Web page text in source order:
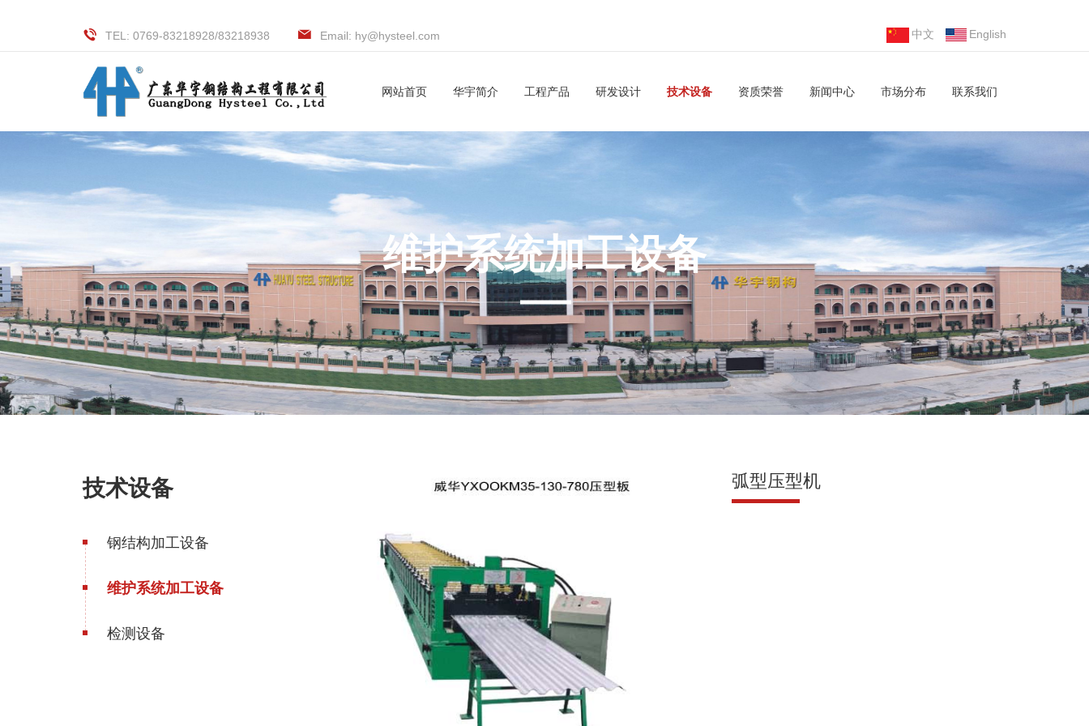
TEL: 0769-83218928/83218938 Email: hy@hysteel.com 中文 English
网站首页 华宇简介 工程产品 研发设计 技术设备 资质荣誉 新闻中心 市场分布 联系我们
维护系统加工设备
技术设备
钢结构加工设备
维护系统加工设备
检测设备
弧型压型机